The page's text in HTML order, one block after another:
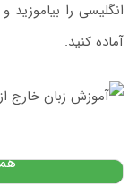
انگلیسی را
آماده کنید.
دوره جامع آموزش
آزمون آیلتس